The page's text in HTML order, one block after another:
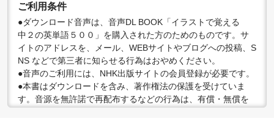
ご利用条件
●ダウンロード音声は、音声DL BOOK「イラストで覚える
中２の英単語５００」を購入された方のためのものです。サ
イトのアドレスを、メール、WEBサイトやブログへの投稿、S
NS などで第三者に知らせる行為はおやめください。
●音声のご利用には、NHK出版サイトの会員登録が必要です。
●本書はダウンロードを含み、著作権法の保護を受けていま
す。音源を無許諾で再配布するなどの行為は、有償・無償を